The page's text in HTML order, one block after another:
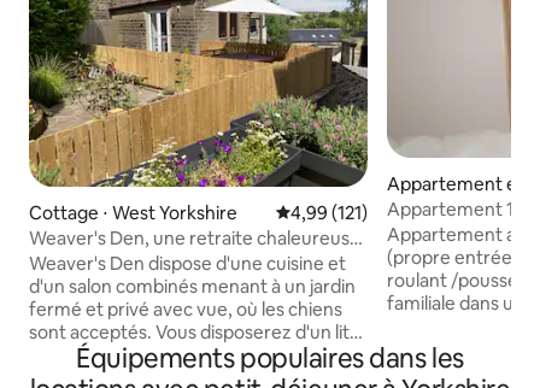
Cottage ⋅ West Yorkshire Évaluation moyenne sur la
4,99 (121)
Weaver's Den, une retraite chaleureuse
à la campagne
Weaver's Den dispose d'une cuisine et
d'un salon combinés menant à un jardin
fermé et privé avec vue, où les chiens
sont acceptés. Vous disposerez d'un lit
king size, de linge de lit, de serviettes,
d'une salle de douche, d'un sèche-
Appartement en
⋅ Sheffield
Appartement 1
(2+2 couchages)
de Sheffield
Appartement au
(propre entrée,
roulant /
familiale dans
électrique et
profonde. Pourra
Équipements populaires dans les